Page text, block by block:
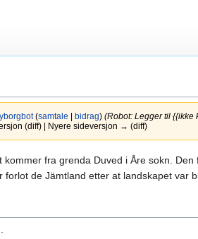
(samtale bidrag) (Robot: Legger til {{ikke
(diff) | Nyere sideversjon → (diff)
kommer fra grenda Duved i Åre sokn.
forlot de Jämtland etter at landskapet var